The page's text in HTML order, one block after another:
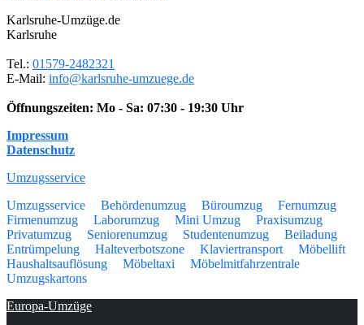
Karlsruhe-Umzüge.de
Karlsruhe
Tel.: 01579-2482321
E-Mail: info@karlsruhe-umzuege.de
Öffnungszeiten: Mo - Sa: 07:30 - 19:30 Uhr
Impressum
Datenschutz
Umzugsservice
Umzugsservice
Behördenumzug Büroumzug
Fernumzug
Firmenumzug
Laborumzug Mini Umzug
Praxisumzug
Privatumzug
Seniorenumzug Studentenumzug
Beiladung
Entrümpelung
Halteverbotszone Klaviertransport
Möbellift
Haushaltsauflösung
Möbeltaxi
Möbelmitfahrzentrale
Umzugskartons
Europa-Umzüge